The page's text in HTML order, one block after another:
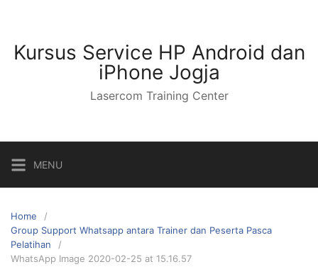
Kursus Service HP Android dan
iPhone Jogja
Lasercom Training Center
MENU
Home
Group Support Whatsapp antara Trainer dan Peserta Pasca
Pelatihan
WhatsApp Image 2020-02-25 at 15.16.57